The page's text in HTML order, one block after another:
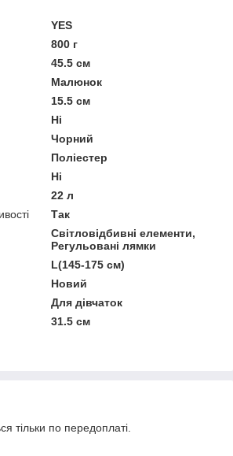
YES
800 г
45.5 см
Малюнок
15.5 см
Ні
Чорний
Поліестер
Ні
22 л
Так
Світловідбивні елементи,
Регульовані лямки
L(145-175 см)
Новий
Для дівчаток
31.5 см
тільки по передоплаті.